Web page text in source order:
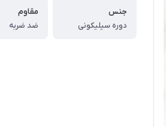
جنس
دوره سیلیکونی
مقاوم
ضد ضربه